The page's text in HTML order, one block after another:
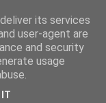
its services
user-agent are
and security
usage
IT